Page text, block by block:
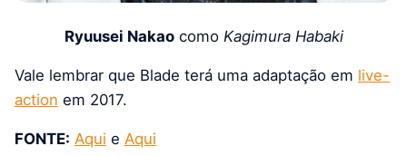
Ryuusei Nakaocomo Kagimura Habaki
Vale lembrar que Blade terá uma adaptação em live-
action em 2017.
FONTE: Aqui e Aqui